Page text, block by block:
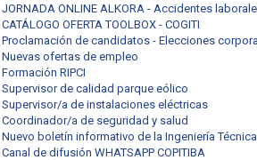
JORNADA ONLINE ALKORA - Accidentes
CATÁLOGO OFERTA TOOLBOX - COGITI
Proclamación de candidatos - Elecciones
Nuevas ofertas de empleo
Formación RIPCI
Supervisor de calidad parque eólico
Supervisor/a de instalaciones eléctricas
Coordinador/a de seguridad y salud
Nuevo boletín informativo de la Ingeniería
Canal de difusión WHATSAPP COPITIBA